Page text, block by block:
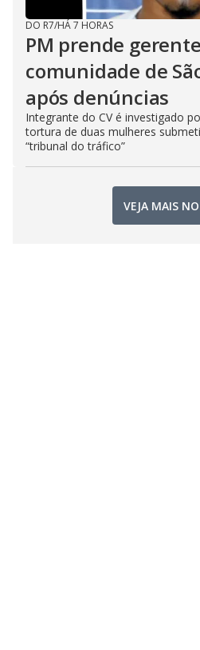
DO R7/HÁ 7 HORAS
PM prende
comunidade de
após denúncias
Integrante do CV é investigado
tortura de duas mulheres
“tribunal do tráfico”
VEJA MAIS